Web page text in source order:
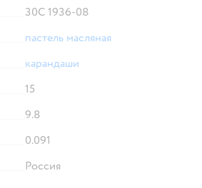
30С 1936-08
пастель масляная
карандаши
15
9.8
0.091
Россия